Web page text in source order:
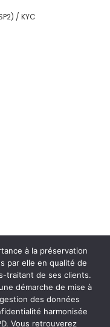
/ KYC
à la préservation
par elle en qualité de
traitant de ses clients.
démarche de mise à
des données
harmonisée
Vous retrouverez